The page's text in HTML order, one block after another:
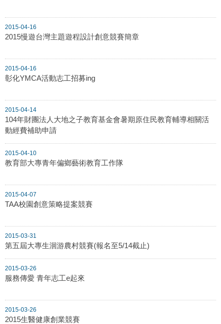
2015-04-16
2015慢遊台灣主題遊程設計創意競賽簡章
2015-04-16
彰化YMCA活動志工招募ing
2015-04-14
104年財團法人大地之子教育基金會暑期原住民教育輔導相關活
動經費補助申請
2015-04-10
教育部大專青年偏鄉藝術教育工作隊
2015-04-07
TAA校園創意策略提案競賽
2015-03-31
第五屆大專生洄游農村競賽(報名至5/14截止)
2015-03-26
服務傳愛 青年志工e起來
2015-03-26
2015生醫健康創業競賽